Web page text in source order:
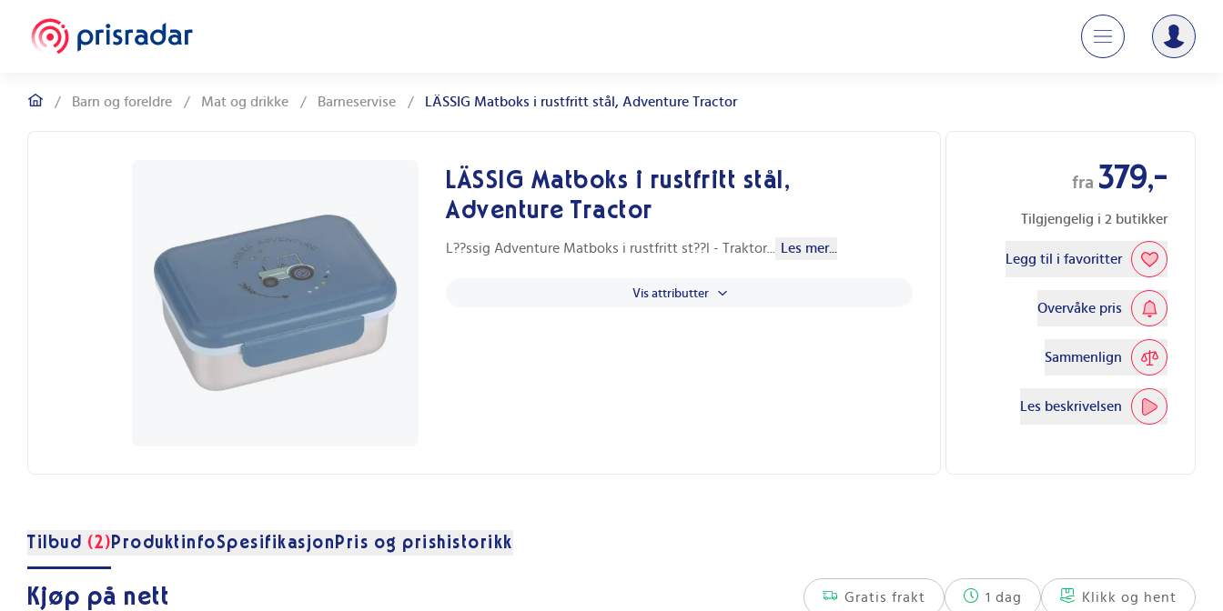
/ Barn og foreldre / Mat og drikke / Barneservise / LÄSSIG Matboks i rustfritt stål, Adventure Tractor
LÄSSIG Matboks i rustfritt stål,
Adventure Tractor
L??ssig Adventure Matboks i rustfritt st??l - Traktor Les mer...
Vis attributter
fra 379,-
Tilgjengelig i 2 butikker
Legg til i favoritter
Overvåke pris
Sammenlign
Les beskrivelsen
Tilbud (2) ProduktinfoSpesifikasjon Pris og prishistorikk
Kjøp på nett Gratis frakt 1 dag Klikk og hent